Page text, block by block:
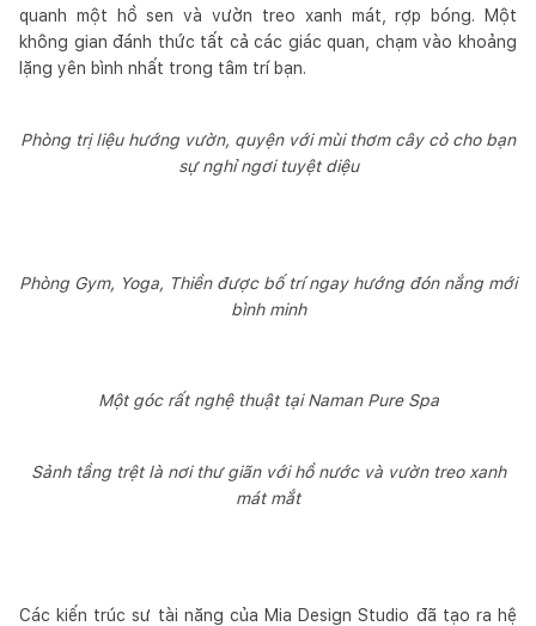
quanh một hồ sen và vườn treo xanh mát, rợp bóng. Một
không gian đánh thức tất cả các giác quan, chạm vào khoảng
lặng yên bình nhất trong tâm trí bạn.
Phòng trị liệu hướng vườn, quyện với mùi thơm cây cỏ cho bạn
sự nghỉ ngơi tuyệt diệu
Phòng Gym, Yoga, Thiền được bố trí ngay hướng đón nắng mới
bình minh
Một góc rất nghệ thuật tại Naman Pure Spa
Sảnh tầng trệt là nơi thư giãn với hồ nước và vườn treo xanh
mát mắt
Các kiến trúc sư tài năng của Mia Design Studio đã tạo ra hệ